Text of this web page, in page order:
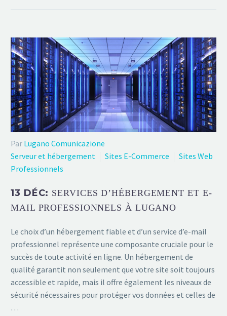
Par Lugano Comunicazione
Serveur et hébergement
Sites E-Commerce
Sites Web
Professionnels
13 DÉC: SERVICES D’HÉBERGEMENT ET E-
MAIL PROFESSIONNELS À LUGANO
Le choix d’un hébergement fiable et d’un service d’e-mail
professionnel représente une composante cruciale pour le
succès de toute activité en ligne. Un hébergement de
qualité garantit non seulement que votre site soit toujours
accessible et rapide, mais il offre également les niveaux de
sécurité nécessaires pour protéger vos données et celles de
…